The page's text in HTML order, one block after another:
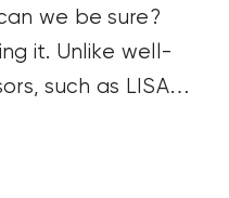
we be sure?
it. Unlike well-
such as LISA
food